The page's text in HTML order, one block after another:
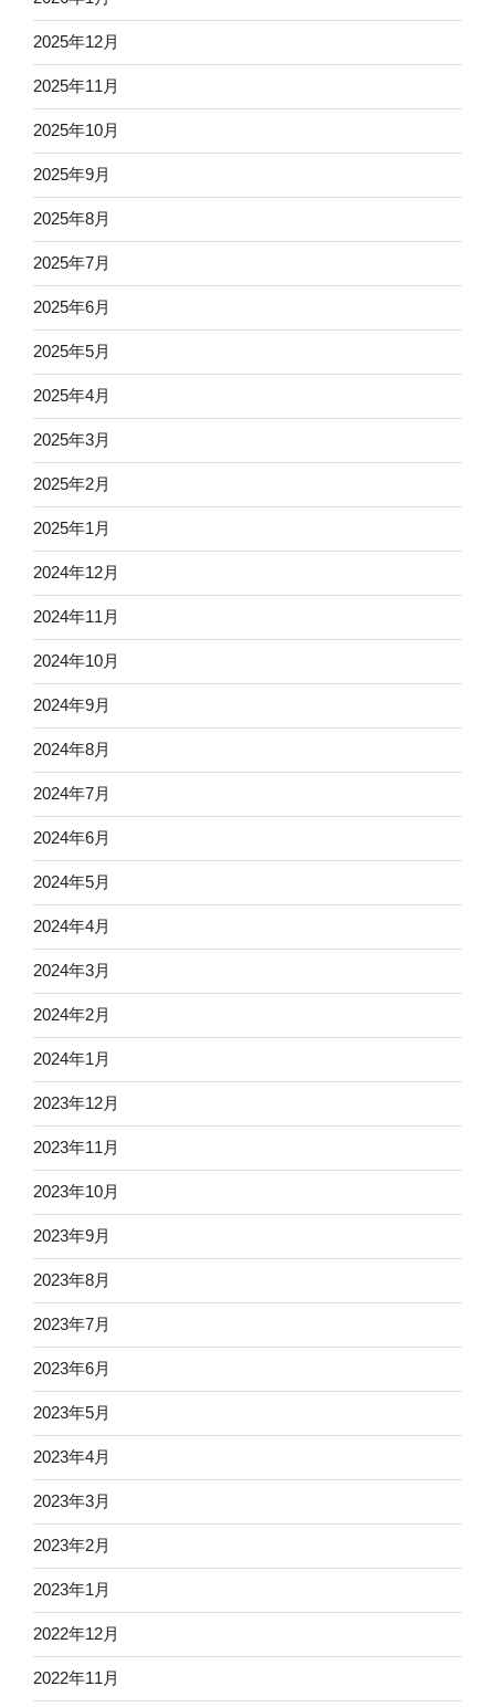
2025年12月
2025年11月
2025年10月
2025年9月
2025年8月
2025年7月
2025年6月
2025年5月
2025年4月
2025年3月
2025年2月
2025年1月
2024年12月
2024年11月
2024年10月
2024年9月
2024年8月
2024年7月
2024年6月
2024年5月
2024年4月
2024年3月
2024年2月
2024年1月
2023年12月
2023年11月
2023年10月
2023年9月
2023年8月
2023年7月
2023年6月
2023年5月
2023年4月
2023年3月
2023年2月
2023年1月
2022年12月
2022年11月